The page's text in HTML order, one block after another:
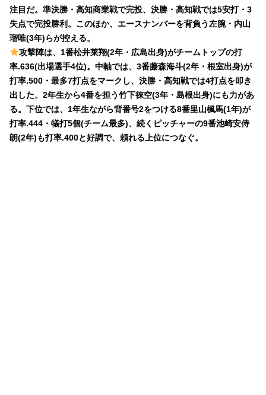
注目だ。準決勝・高知商業戦で完投、決勝・高知戦では5安打・3
失点で完投勝利。このほか、エースナンバーを背負う左腕・内山
瑠唯(3年)らが控える。
攻撃陣は、1番松井莱翔(2年・広島出身)がチームトップの打
率.636(出場選手4位)。中軸では、3番藤森海斗(2年・根室出身)が
打率.500・最多7打点をマークし、決勝・高知戦では4打点を叩き
出した。2年生から4番を担う竹下徠空(3年・島根出身)にも力があ
る。下位では、1年生ながら背番号2をつける8番里山楓馬(1年)が
打率.444・犠打5個(チーム最多)、続くピッチャーの9番池崎安侍
朗(2年)も打率.400と好調で、頼れる上位につなぐ。